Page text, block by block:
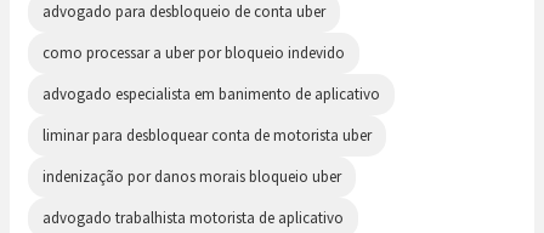
advogado para desbloqueio de conta uber
como processar a uber por bloqueio indevido
advogado especialista em banimento de aplicativo
liminar para desbloquear conta de motorista uber
indenização por danos morais bloqueio uber
advogado trabalhista motorista de aplicativo